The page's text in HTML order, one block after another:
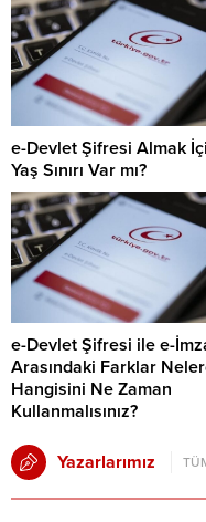
e-Devlet Şifresi Almak
Yaş Sınırı Var mı?
e-Devlet Şifresi ile e-
Arasındaki Farklar
Hangisini Ne Zaman
Kullanmalısınız?
Yazarlarımız